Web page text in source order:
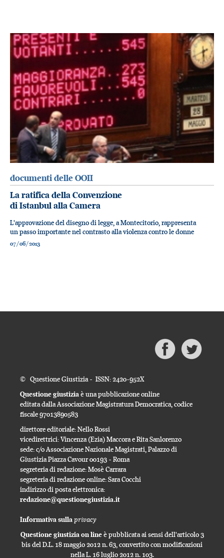
documenti delle OOII
La ratifica della Convenzione
di Istanbul alla Camera
L'approvazione del disegno di legge, a Montecitorio, rappresenta
un passo importante nel contrasto alla violenza contro le donne
07/06/2013
© Questione Giustizia - ISSN: 2420-952X
Questione giustiziaè una pubblicazione online
editata dalla Associazione Magistratura Democratica, codice
fiscale 97013890583
direttore editoriale: Nello Rossi
vicedirettrici: Vincenza (Ezia) Maccora e Rita Sanlorenzo
sede: c/o Associazione Nazionale Magistrati, Palazzo di
Giustizia Piazza Cavour 00193 - Roma
segreteria di redazione: Mosè Carrara
segreteria di redazione online: Sara Cocchi
indirizzo di posta elettronica:
redazione@questionegiustizia.it
Informativa sullaprivacy
Questione giustizia on lineè pubblicata ai sensi dell'articolo 3
bis del D.L. 18 maggio 2012 n. 63, convertito con modificazioni
nella L. 16 luglio 2012 n. 103.